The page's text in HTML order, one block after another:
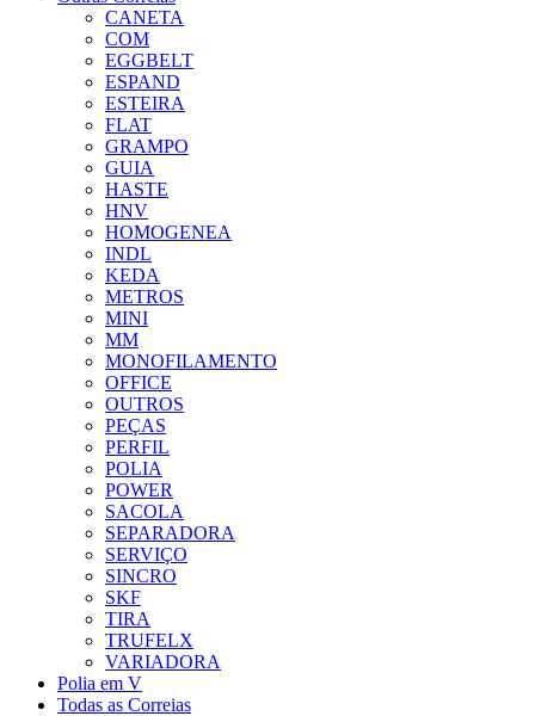
CANETA
COM
EGGBELT
ESPAND
ESTEIRA
FLAT
GRAMPO
GUIA
HASTE
HNV
HOMOGENEA
INDL
KEDA
METROS
MINI
MM
MONOFILAMENTO
OFFICE
OUTROS
PEÇAS
PERFIL
POLIA
POWER
SACOLA
SEPARADORA
SERVIÇO
SINCRO
SKF
TIRA
TRUFELX
VARIADORA
Polia em V
Todas as Correias